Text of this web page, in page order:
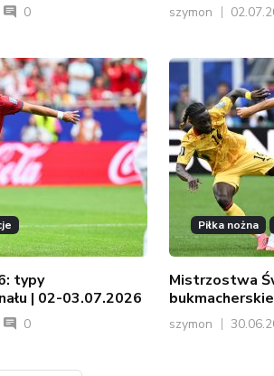
0 szymon
typy
| 02-03.07.2026
0
Piłka nożna
Mistrzostwa
szymon